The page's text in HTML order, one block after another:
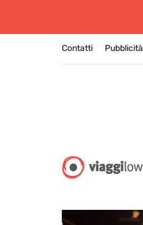
Contatti Pubblicità